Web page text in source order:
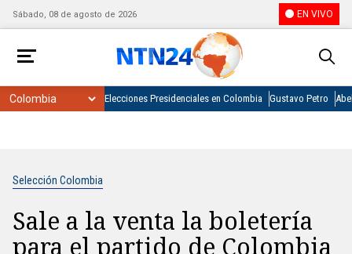
Sábado, 08 de agosto de 2026 EN VIVO
Elecciones Presidenciales en Colombia Gustavo Petro
Selección Colombia
Sale a la venta la boletería
para el partido de Colombia